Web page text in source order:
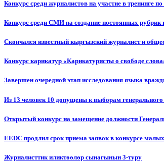
Конкурс среди журналистов на участие в тренинге
Конкурс среди СМИ на создание постоянных
Скончался известный кыргызский журналист и
Конкурс карикатур «Карикатуристы о свободе
Завершен очередной этап исследования языка
Из 13 человек 10 допущены к выборам
Открытый конкурс на замещение должности
EEDC продлил срок приема заявок в конкурсе
Журналисттик иликтөөлөр сынагынын 3-туру